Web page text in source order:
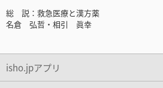
総 説：救急医療と漢方薬
名倉 弘哲・相引 眞幸
isho.jpアプリ